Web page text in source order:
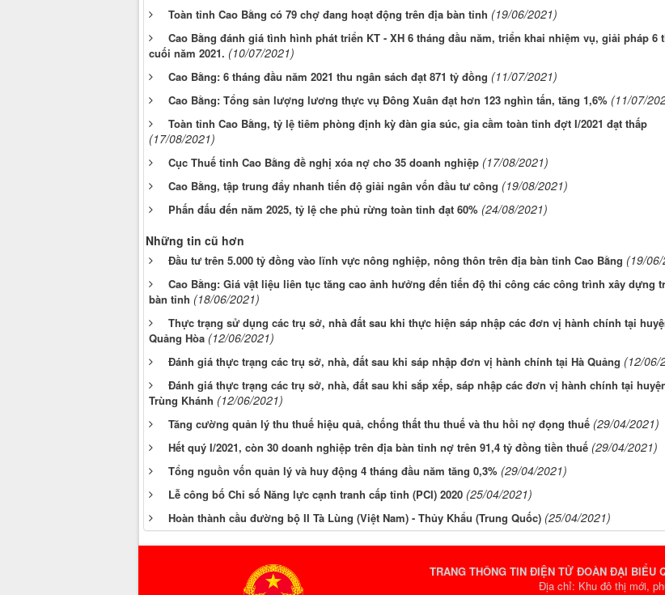
Toàn tỉnh Cao Bằng có 79 chợ đang hoạt động trên địa bàn tỉnh (19/06/2021)
Cao Bằng đánh giá tình hình phát triển KT - XH 6 tháng đầu năm, triển khai nhiệm vụ, giải pháp 6
cuối năm 2021. (10/07/2021)
Cao Bằng: 6 tháng đầu năm 2021 thu ngân sách đạt 871 tỷ đồng (11/07/2021)
Cao Bằng: Tổng sản lượng lương thực vụ Đông Xuân đạt hơn 123 nghìn tấn, tăng 1,6% (11/07/
Toàn tỉnh Cao Bằng, tỷ lệ tiêm phòng định kỳ đàn gia súc, gia cầm toàn tỉnh đợt I/2021 đạt thấp
(17/08/2021)
Cục Thuế tỉnh Cao Bằng đề nghị xóa nợ cho 35 doanh nghiệp (17/08/2021)
Cao Bằng, tập trung đẩy nhanh tiến độ giải ngân vốn đầu tư công (19/08/2021)
Phấn đấu đến năm 2025, tỷ lệ che phủ rừng toàn tỉnh đạt 60% (24/08/2021)
Những tin cũ hơn
Đầu tư trên 5.000 tỷ đồng vào lĩnh vực nông nghiệp, nông thôn trên địa bàn tỉnh Cao Bằng (19/
Cao Bằng: Giá vật liệu liên tục tăng cao ảnh hưởng đến tiến độ thi công các công trình xây dựng
bàn tỉnh (18/06/2021)
Thực trạng sử dụng các trụ sở, nhà đất sau khi thực hiện sáp nhập các đơn vị hành chính tại
Quảng Hòa (12/06/2021)
Đánh giá thực trạng các trụ sở, nhà, đất sau khi sáp nhập đơn vị hành chính tại Hà Quảng (12/06/
Đánh giá thực trạng các trụ sở, nhà, đất sau khi sắp xếp, sáp nhập các đơn vị hành chính tại
Trùng Khánh (12/06/2021)
Tăng cường quản lý thu thuế hiệu quả, chống thất thu thuế và thu hồi nợ đọng thuế (29/04/2021)
Hết quý I/2021, còn 30 doanh nghiệp trên địa bàn tỉnh nợ trên 91,4 tỷ đồng tiền thuế (29/04/2021)
Tổng nguồn vốn quản lý và huy động 4 tháng đầu năm tăng 0,3% (29/04/2021)
Lễ công bố Chỉ số Năng lực cạnh tranh cấp tỉnh (PCI) 2020 (25/04/2021)
Hoàn thành cầu đường bộ II Tà Lùng (Việt Nam) - Thủy Khẩu (Trung Quốc) (25/04/2021)
TRANG THÔNG TIN ĐIỆN TỬ ĐOÀN ĐẠI BIỂU
Địa chỉ: Khu đô thị mới,